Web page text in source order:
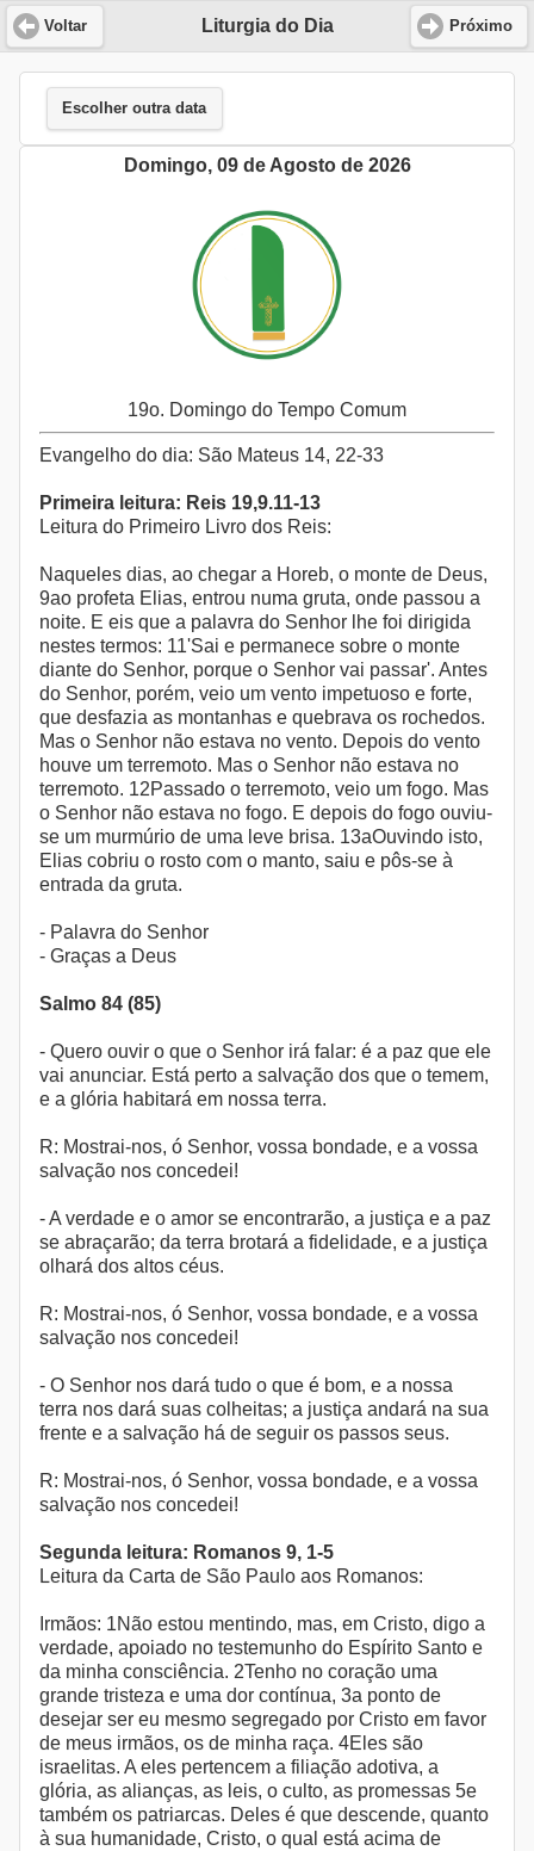
Liturgia do Dia
Voltar Próximo
Escolher outra data
Domingo, 09 de Agosto de 2026
19o. Domingo do Tempo Comum
Evangelho do dia: São Mateus 14, 22-33
Primeira leitura: Reis 19,9.11-13
Leitura do Primeiro Livro dos Reis:
Naqueles dias, ao chegar a Horeb, o monte de Deus,
9ao profeta Elias, entrou numa gruta, onde passou a
noite. E eis que a palavra do Senhor lhe foi dirigida
nestes termos: 11'Sai e permanece sobre o monte
diante do Senhor, porque o Senhor vai passar'. Antes
do Senhor, porém, veio um vento impetuoso e forte,
que desfazia as montanhas e quebrava os rochedos.
Mas o Senhor não estava no vento. Depois do vento
houve um terremoto. Mas o Senhor não estava no
terremoto. 12Passado o terremoto, veio um fogo. Mas
o Senhor não estava no fogo. E depois do fogo ouviu-
se um murmúrio de uma leve brisa. 13aOuvindo isto,
Elias cobriu o rosto com o manto, saiu e pôs-se à
entrada da gruta.
- Palavra do Senhor
- Graças a Deus
Salmo 84 (85)
- Quero ouvir o que o Senhor irá falar: é a paz que ele
vai anunciar. Está perto a salvação dos que o temem,
e a glória habitará em nossa terra.
R: Mostrai-nos, ó Senhor, vossa bondade, e a vossa
salvação nos concedei!
- A verdade e o amor se encontrarão, a justiça e a paz
se abraçarão; da terra brotará a fidelidade, e a justiça
olhará dos altos céus.
R: Mostrai-nos, ó Senhor, vossa bondade, e a vossa
salvação nos concedei!
- O Senhor nos dará tudo o que é bom, e a nossa
terra nos dará suas colheitas; a justiça andará na sua
frente e a salvação há de seguir os passos seus.
R: Mostrai-nos, ó Senhor, vossa bondade, e a vossa
salvação nos concedei!
Segunda leitura: Romanos 9, 1-5
Leitura da Carta de São Paulo aos Romanos:
Irmãos: 1Não estou mentindo, mas, em Cristo, digo a
verdade, apoiado no testemunho do Espírito Santo e
da minha consciência. 2Tenho no coração uma
grande tristeza e uma dor contínua, 3a ponto de
desejar ser eu mesmo segregado por Cristo em favor
de meus irmãos, os de minha raça. 4Eles são
israelitas. A eles pertencem a filiação adotiva, a
glória, as alianças, as leis, o culto, as promessas 5e
também os patriarcas. Deles é que descende, quanto
à sua humanidade, Cristo, o qual está acima de